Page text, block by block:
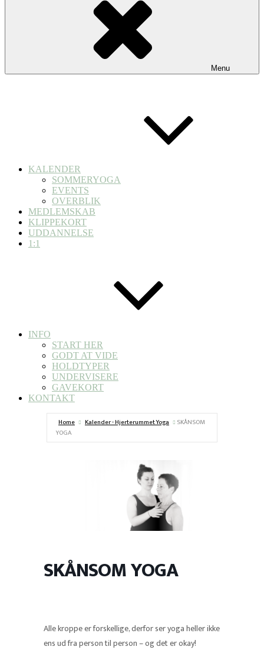
Menu
KALENDER
SOMMERYOGA
EVENTS
OVERBLIK
MEDLEMSKAB
KLIPPEKORT
UDDANNELSE
1:1
INFO
START HER
GODT AT VIDE
HOLDTYPER
UNDERVISERE
GAVEKORT
KONTAKT
Home Kalender - Hjerterummet Yoga
SKÅNSOM
YOGA
SKÅNSOM YOGA
Alle kroppe er forskellige, derfor ser yoga heller ikke
ens ud fra person til person – og det er okay!